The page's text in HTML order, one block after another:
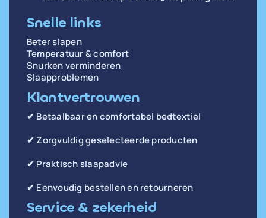
Snelle links
Beter slapen
Temperatuur & comfort
Snurken verminderen
Slaapproblemen
Klantvertrouwen
✔ Betaalbaar en comfortabel bedtextiel
✔ Zorgvuldig geselecteerde producten
✔ Praktisch slaapadvie
✔ Eenvoudig bestellen en retourneren
Service & zekerheid